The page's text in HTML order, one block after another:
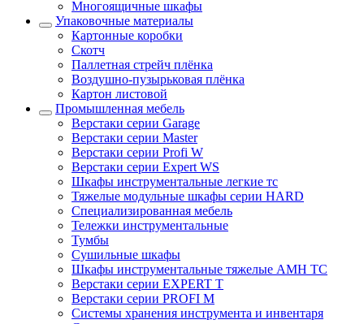
Многоящичные шкафы
Упаковочные материалы
Картонные коробки
Скотч
Паллетная стрейч плёнка
Воздушно-пузырьковая плёнка
Картон листовой
Промышленная мебель
Верстаки серии Garage
Верстаки серии Master
Верстаки серии Profi W
Верстаки серии Expert WS
Шкафы инструментальные легкие тс
Тяжелые модульные шкафы серии HARD
Cпециализированная мебель
Тележки инструментальные
Тумбы
Cушильные шкафы
Шкафы инструментальные тяжелые AMH TC
Верстаки серии EXPERT T
Верстаки серии PROFI M
Системы хранения инструмента и инвентаря